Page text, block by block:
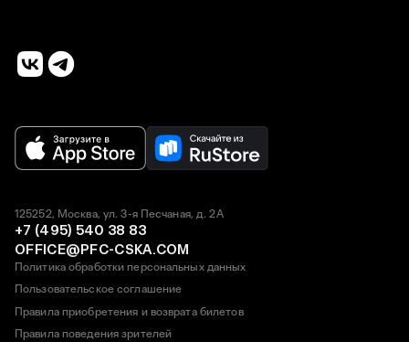
125252, Москва, ул. 3-я Песчаная, д. 2А
+7 (495) 540 38 83
OFFICE@PFC-CSKA.COM
Политика обработки персональных данных
Пользовательское соглашение
Правила приобретения и возврата билетов
Правила поведения зрителей